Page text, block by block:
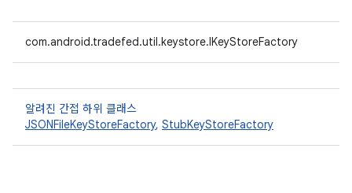
com.android.tradefed.util.keystore.IKeyStoreFactory
알려진 간접 하위 클래스
JSONFileKeyStoreFactory, StubKeyStoreFactory